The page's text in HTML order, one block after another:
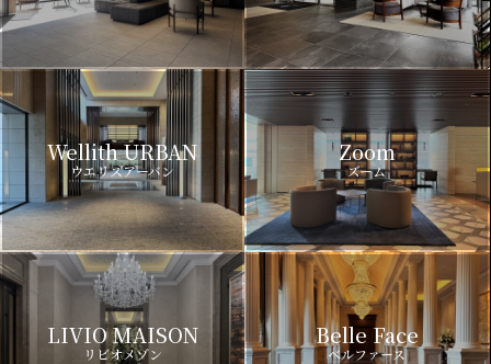
Wellith URBAN
ウエリスアーバン
Zoom
ズーム
LIVIO MAISON
リビオメゾン
Belle Face
ベルファース